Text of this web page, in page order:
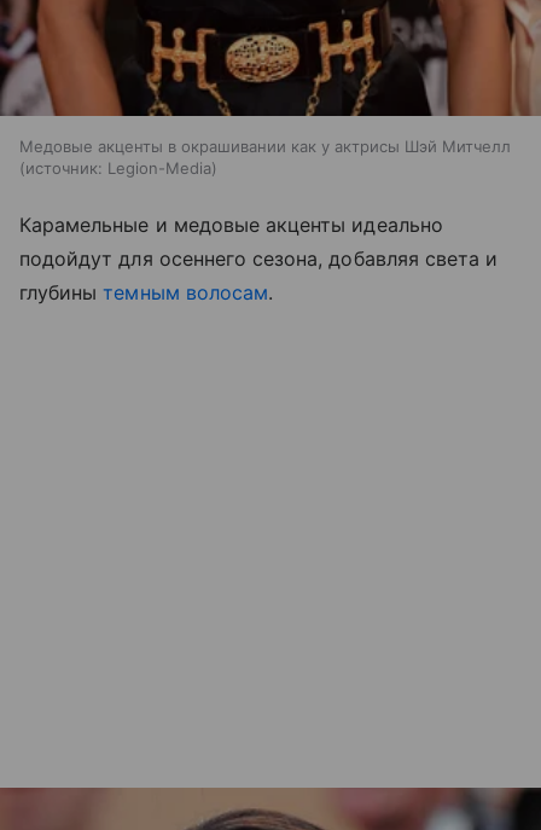
Медовые акценты в окрашивании как у актрисы Шэй Митчелл
источник: Legion-Media
Карамельные и медовые акценты идеально
подойдут для осеннего сезона, добавляя света и
глубинытемным волосам.